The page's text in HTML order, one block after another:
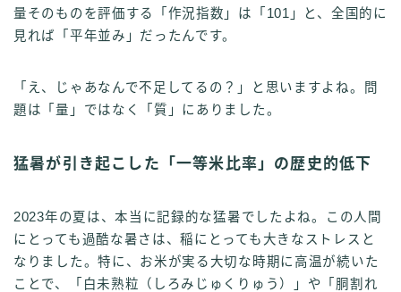
量そのものを評価する「作況指数」は「101」と、全国的に
見れば「平年並み」だったんです。
「え、じゃあなんで不足してるの？」と思いますよね。問
題は「量」ではなく「質」にありました。
猛暑が引き起こした「一等米比率」の歴史的低下
2023年の夏は、本当に記録的な猛暑でしたよね。この人間
にとっても過酷な暑さは、稲にとっても大きなストレスと
なりました。特に、お米が実る大切な時期に高温が続いた
ことで、「白未熟粒（しろみじゅくりゅう）」や「胴割れ